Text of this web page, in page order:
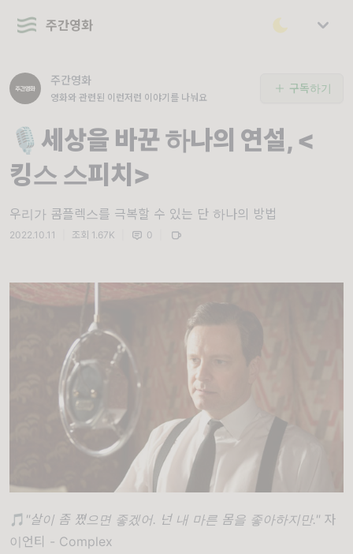
주간영화
주간영화
영화와 관련된 이런저런 이야기를 나눠요
구독하기
🎙️세상을 바꾼 하나의 연설, <
킹스 스피치>
우리가 콤플렉스를 극복할 수 있는 단 하나의 방법
2022.10.11 조회 1.67K 0
🎵 "살이 좀 쪘으면 좋겠어. 넌 내 마른 몸을 좋아하지만." 자
이언티 - Complex